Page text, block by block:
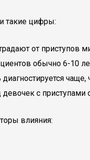
такие цифры:
от приступов
обычно 6-10
с
влияния: